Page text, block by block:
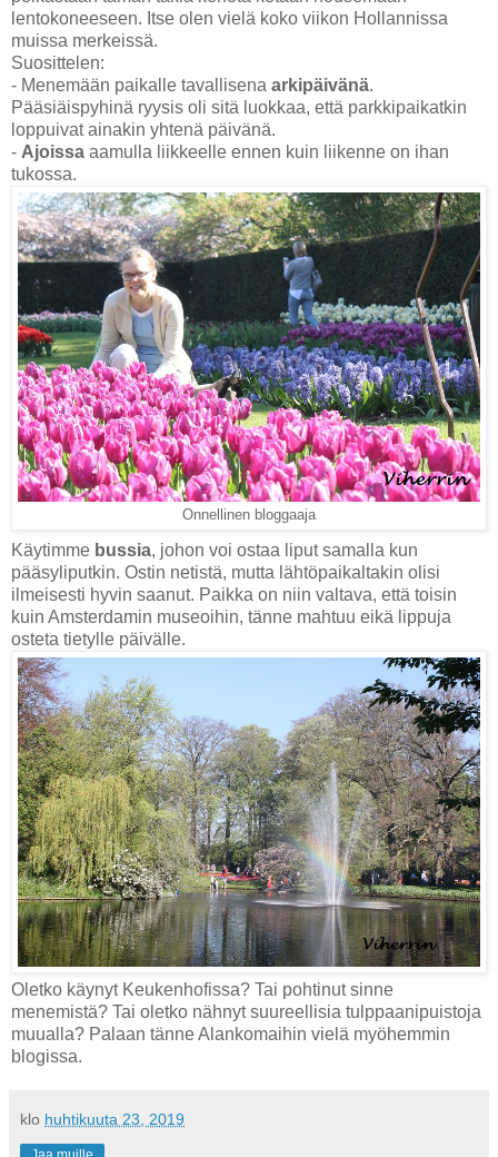
lentokoneeseen. Itse olen vielä koko viikon Hollannissa
muissa merkeissä.
Suosittelen:
- Menemään paikalle tavallisena arkipäivänä.
Pääsiäispyhinä ryysis oli sitä luokkaa, että parkkipaikatkin
loppuivat ainakin yhtenä päivänä.
- Ajoissa aamulla liikkeelle ennen kuin liikenne on ihan
tukossa.
Onnellinen bloggaaja
Käytimme bussia, johon voi ostaa liput samalla kun
pääsyliputkin. Ostin netistä, mutta lähtöpaikaltakin olisi
ilmeisesti hyvin saanut. Paikka on niin valtava, että toisin
kuin Amsterdamin museoihin, tänne mahtuu eikä lippuja
osteta tietylle päivälle.
Oletko käynyt Keukenhofissa? Tai pohtinut sinne
menemistä? Tai oletko nähnyt suureellisia tulppaanipuistoja
muualla? Palaan tänne Alankomaihin vielä myöhemmin
blogissa.
klo huhtikuuta 23, 2019